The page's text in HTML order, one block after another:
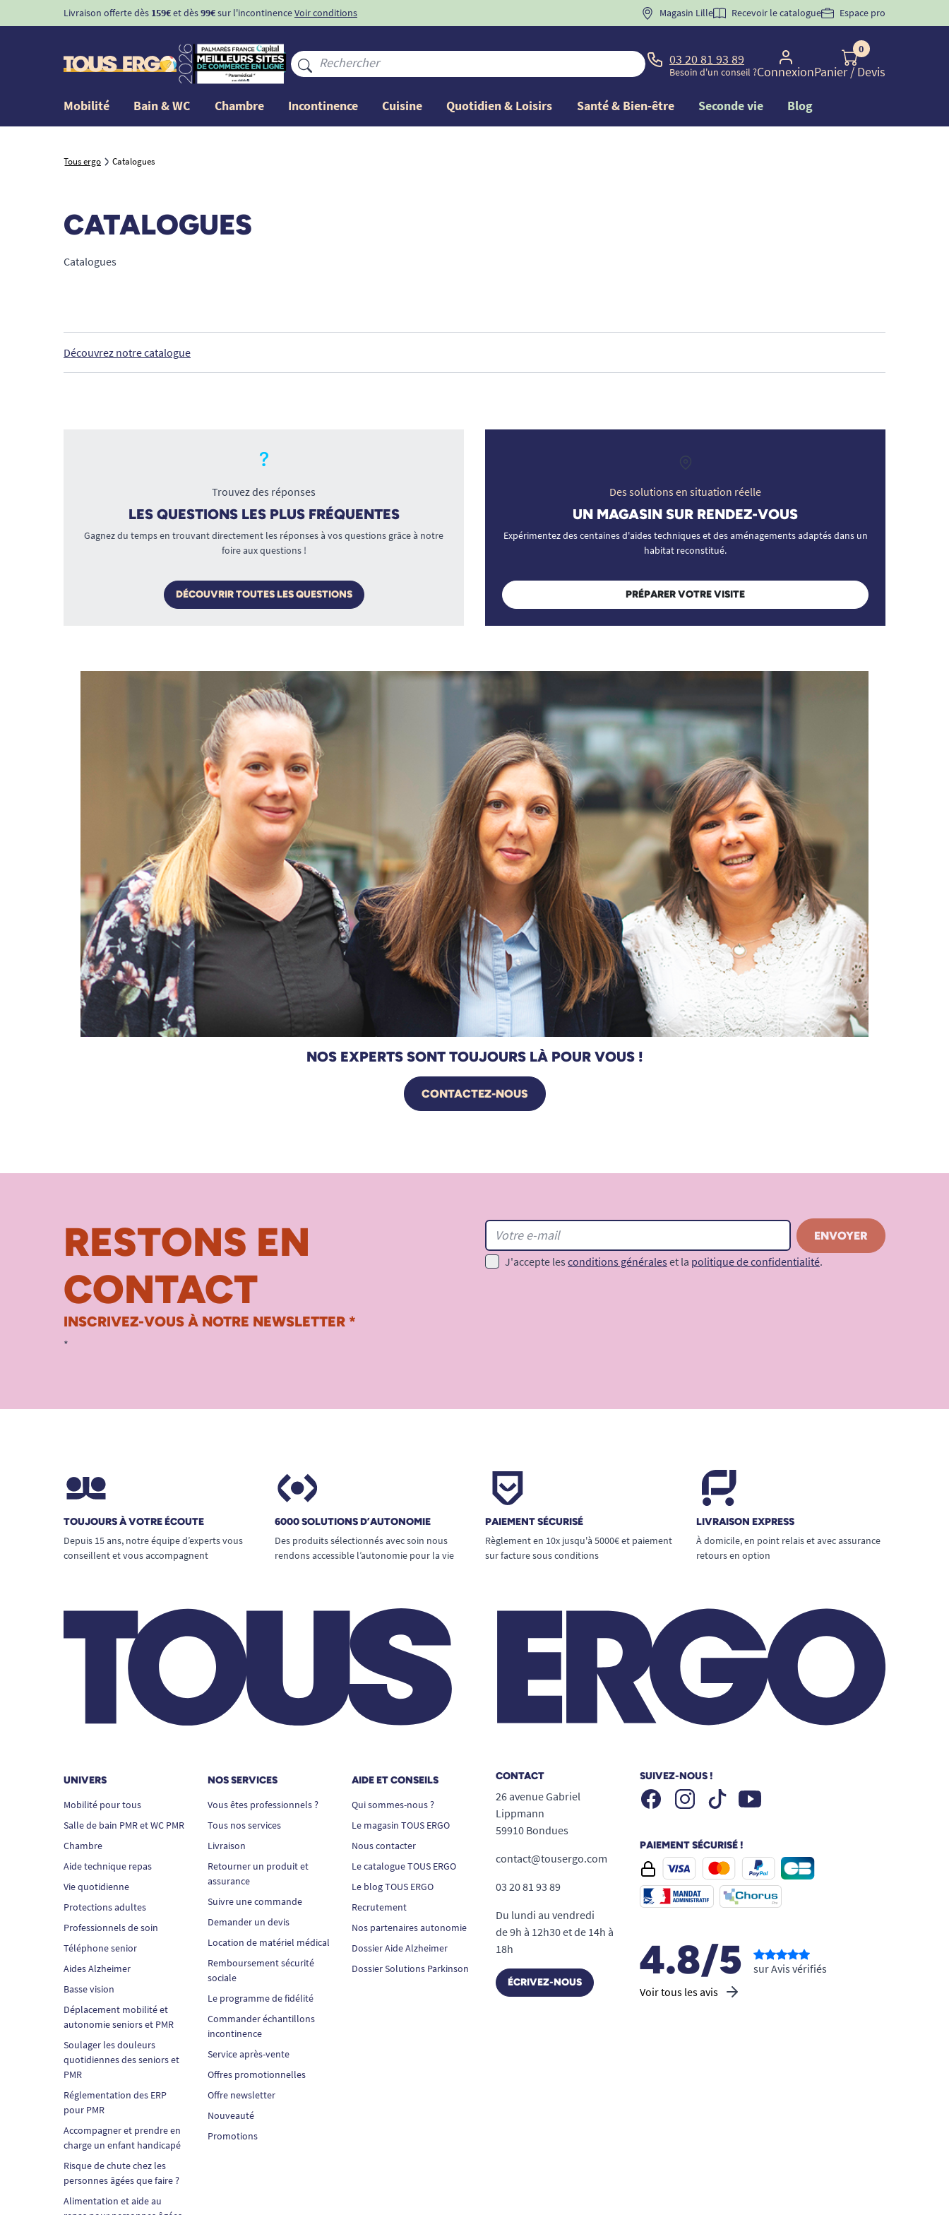
Livraison offerte dès 159€et dès99€sur l'incontinenceVoir conditions BIENVENUE" pourla 1ère commande d'incontinence
Magasin Lille Recevoir le catalogue Espace pro
03 20 81 93 89
Besoin d'un conseil ?Connexion
0
Panier/ Devis
Mobilité Bain & WC Chambre Incontinence Cuisine Quotidien & Loisirs Santé & Bien-être Seconde vie Blog
Tous ergo Catalogues
CATALOGUES
Catalogues
Découvrez notre catalogue
Trouvez des réponses
LES QUESTIONS LES PLUS FRÉQUENTES
Gagnez du temps en trouvant directement les réponses à vos questions grâce à notre
foire aux questions !
DÉCOUVRIR TOUTES LES QUESTIONS
Des solutions en situation réelle
UN MAGASIN SUR RENDEZ-VOUS
Expérimentez des centaines d'aides techniques et des aménagements adaptés dans un
habitat reconstitué.
PRÉPARER VOTRE VISITE
NOS EXPERTS SONT TOUJOURS LÀ POUR VOUS !
CONTACTEZ-NOUS
RESTONS EN
CONTACT
INSCRIVEZ-VOUS À NOTRE NEWSLETTER *
*
J'accepte les conditions générales et la politique de confidentialité.
TOUJOURS À VOTRE ÉCOUTE
Depuis 15 ans, notre équipe d’experts vous
conseillent et vous accompagnent
6000 SOLUTIONS D’AUTONOMIE
Des produits sélectionnés avec soin nous
rendons accessible l’autonomie pour la vie
PAIEMENT SÉCURISÉ
Règlement en 10x jusqu'à 5000€ et paiement
sur facture sous conditions
LIVRAISON EXPRESS
À domicile, en point relais et avec assurance
retours en option
UNIVERS
Mobilité pour tous
Salle de bain PMR et WC PMR
Chambre
Aide technique repas
Vie quotidienne
Protections adultes
Professionnels de soin
Téléphone senior
Aides Alzheimer
Basse vision
Déplacement mobilité et
autonomie seniors et PMR
Soulager les douleurs
quotidiennes des seniors et
PMR
Réglementation des ERP
pour PMR
Accompagner et prendre en
charge un enfant handicapé
Risque de chute chez les
personnes âgées que faire ?
Alimentation et aide au
NOS SERVICES
Vous êtes professionnels ?
Tous nos services
Livraison
Retourner un produit et
assurance
Suivre une commande
Demander un devis
Location de matériel médical
Remboursement sécurité
sociale
Le programme de fidélité
Commander échantillons
incontinence
Service après-vente
Offres promotionnelles
Offre newsletter
Nouveauté
Promotions
AIDE ET CONSEILS
Qui sommes-nous ?
Le magasin TOUS ERGO
Nous contacter
Le catalogue TOUS ERGO
Le blog TOUS ERGO
Recrutement
Nos partenaires autonomie
Dossier Aide Alzheimer
Dossier Solutions Parkinson
CONTACT
26 avenue Gabriel
Lippmann
59910 Bondues
contact@tousergo.com
03 20 81 93 89
Du lundi au vendredi
de 9h à 12h30 et de 14h à
18h
ÉCRIVEZ-NOUS
SUIVEZ-NOUS !
FacebookInstagramTiktok Youtube
PAIEMENT SÉCURISÉ !
4.8/5
Voir tous les avis
sur Avis vérifiés